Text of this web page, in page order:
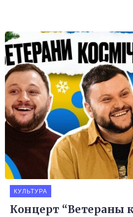
КУЛЬТУРА
Концерт “Ветераны